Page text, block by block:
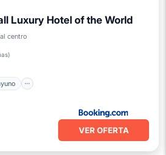
Luxury Hotel of the World
centro
)
Desayuno
para vehículos eléctricos
VER OFERTA